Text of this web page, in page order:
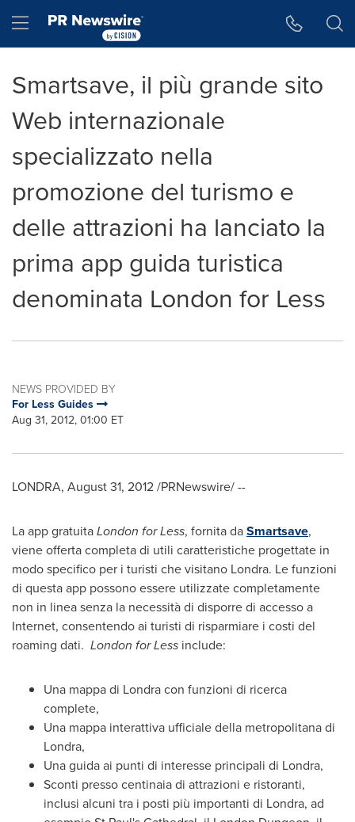
Hamburger menu
Smartsave, il più grande sito
Web internazionale
specializzato nella
promozione del turismo e
delle attrazioni ha lanciato la
prima app guida turistica
denominata London for Less
NEWS PROVIDED BY
For Less Guides
Aug 31, 2012, 01:00 ET
LONDRA, August 31, 2012/PRNewswire/ --
La app gratuitaLondon for Less, fornita daSmartsave,
viene offerta completa di utili caratteristiche progettate in
modo specifico per i turisti che visitano Londra. Le funzioni
di questa app possono essere utilizzate completamente
non in linea senza la necessità di disporre di accesso a
Internet, consentendo ai turisti di risparmiare i costi del
roaming dati. London for Less include:
Una mappadi Londracon funzioni di ricerca
complete,
Una mappa interattiva ufficiale della metropolitanadi
Londra,
Una guida ai punti di interesse principali di Londra,
Sconti presso centinaia di attrazioni e ristoranti,
inclusi alcuni tra i posti più importanti di Londra, ad